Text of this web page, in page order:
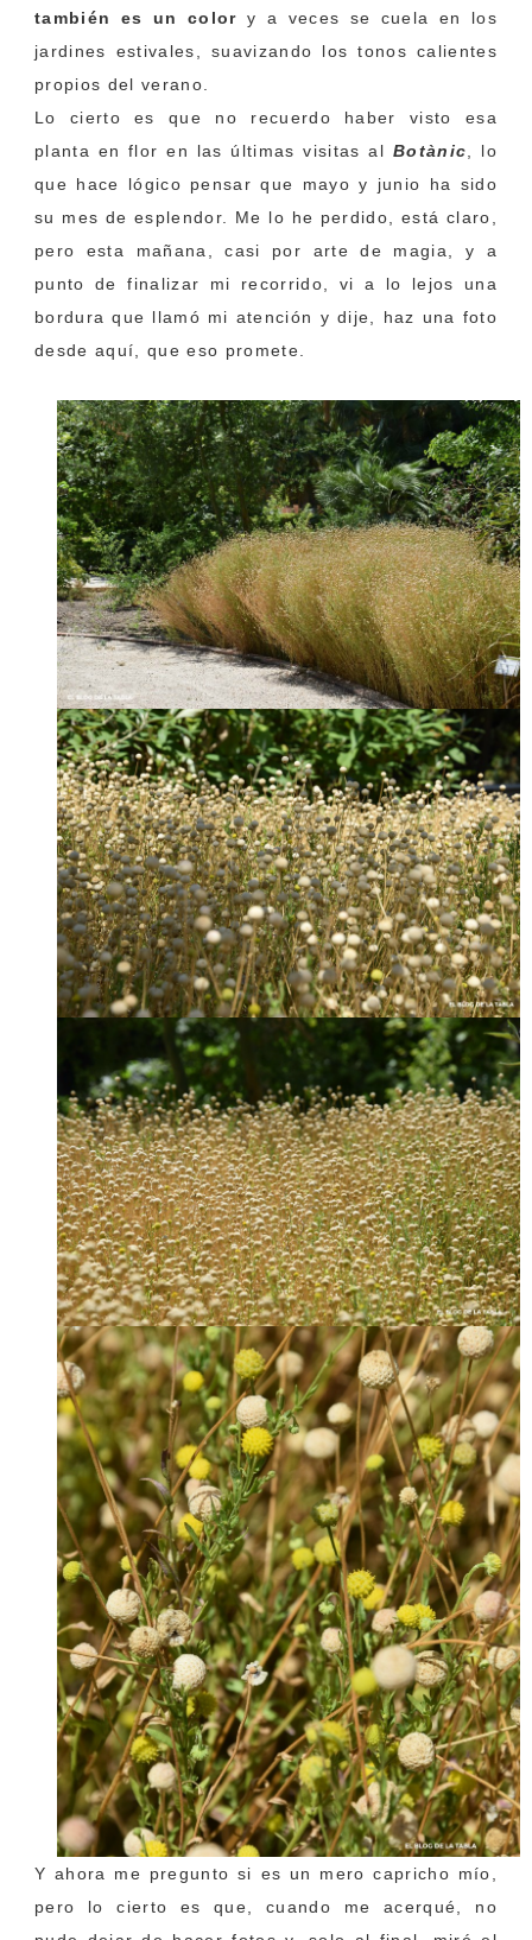
también es un color y a veces se cuela en los
jardines estivales, suavizando los tonos calientes
propios del verano.
Lo cierto es que no recuerdo haber visto esa
planta en flor en las últimas visitas al Botànic , lo
que hace lógico pensar que mayo y junio ha sido
su mes de esplendor. Me lo he perdido, está claro,
pero esta mañana, casi por arte de magia, y a
punto de finalizar mi recorrido, vi a lo lejos una
bordura que llamó mi atención y dije, haz una foto
desde aquí, que eso promete.
Y ahora me pregunto si es un mero capricho mío,
pero lo cierto es que, cuando me acerqué, no